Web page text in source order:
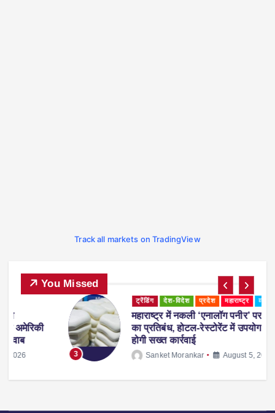
Track all markets on TradingView
You Missed
ट्रेंडिंग देश-विदेश प्रदेश महाराष्ट्र व्यापार
महाराष्ट्र में नकली ‘एनालॉग पनीर’ पर 1 साल
का प्रतिबंध, होटल-रेस्टोरेंट में उपयोग करने पर
होगी सख्त कार्रवाई
Sanket Morankar August 5, 2026